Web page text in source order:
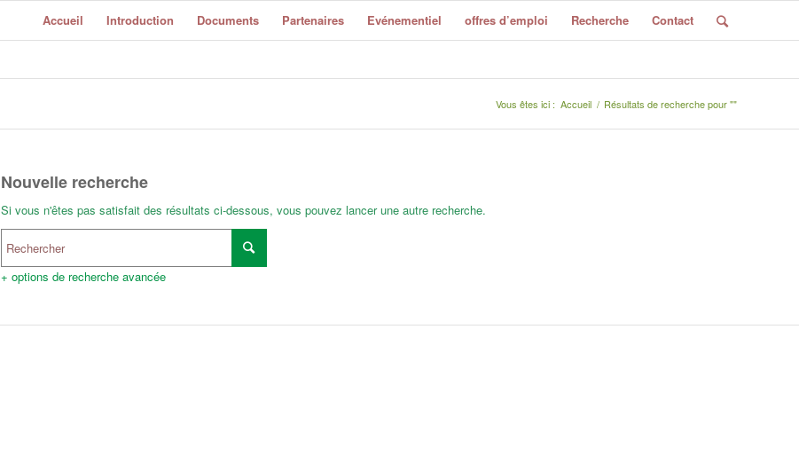
Accueil Introduction Documents Partenaires Evénementiel offres d’emploi Recherche Contact
Vous êtes ici : Accueil / Résultats de recherche pour ""
Nouvelle recherche
Si vous n'êtes pas satisfait des résultats ci-dessous, vous pouvez lancer une autre recherche.
+ options de recherche avancée